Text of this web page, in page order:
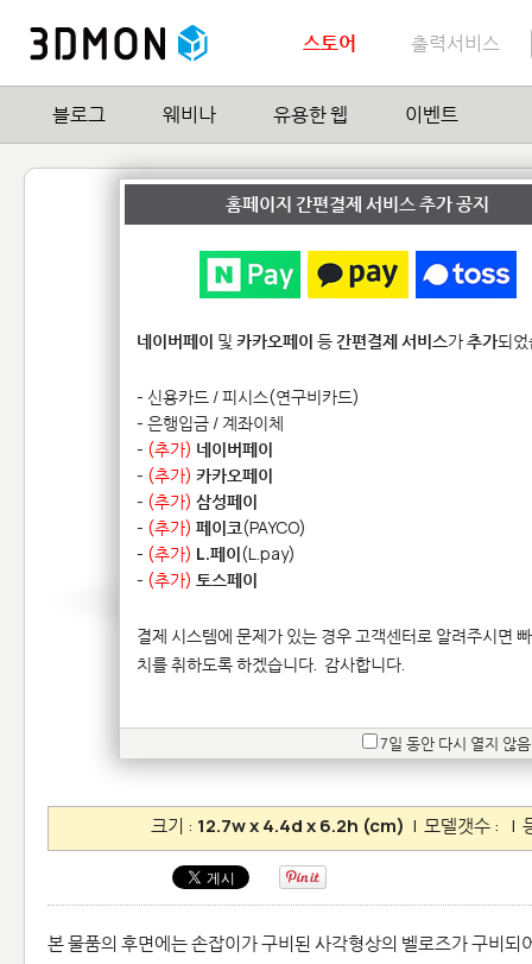
스토어 출력서비스
블로그 웨비나 유용한 웹 이벤트
STL_IPHONE5.stl
Cydia 2 | Hit 15,554
크기 : 12.7w x 4.4d x 6.2h (cm) | 모델갯수 : |
본 물품의 후면에는 손잡이가 구비된 사각형상의 벨로즈가 구비되
홈페이지 간편결제 서비스 추가 공지
네이버페이 및 카카오페이 등간편결제 서비스가추가되
- 신용카드 / 피시스(연구비카드)
- 은행입금 / 계좌이체
- (추가) 네이버페이
- (추가) 카카오페이
- (추가) 삼성페이
- (추가) 페이코(PAYCO)
- (추가) L.페이(L.pay)
- (추가) 토스페이
결제 시스템에 문제가 있는 경우 고객센터로 알려주시면
치를 취하도록 하겠습니다. 감사합니다.
7일 동안 다시 열지 않음